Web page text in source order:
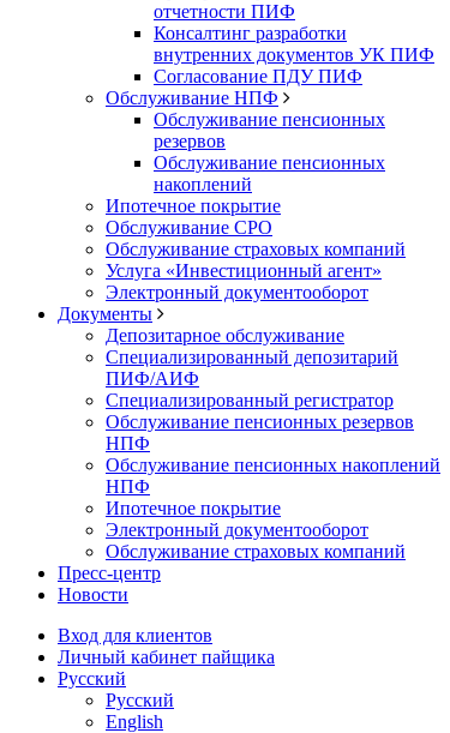
отчетности ПИФ
Консалтинг разработки
внутренних документов УК ПИФ
Согласование ПДУ ПИФ
Обслуживание НПФ
Обслуживание пенсионных
резервов
Обслуживание пенсионных
накоплений
Ипотечное покрытие
Обслуживание СРО
Обслуживание страховых компаний
Услуга «Инвестиционный агент»
Электронный документооборот
Документы
Депозитарное обслуживание
Специализированный депозитарий
ПИФ/АИФ
Специализированный регистратор
Обслуживание пенсионных резервов
НПФ
Обслуживание пенсионных накоплений
НПФ
Ипотечное покрытие
Электронный документооборот
Обслуживание страховых компаний
Пресс-центр
Новости
Вход для клиентов
Личный кабинет пайщика
Русский
Русский
English